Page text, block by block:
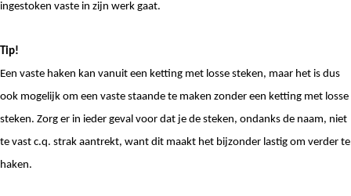
ingestoken vaste in zijn werk gaat.
Tip!
Een vaste haken kan vanuit een ketting met losse steken, maar het is dus
ook mogelijk om een vaste staande te maken zonder een ketting met losse
steken. Zorg er in ieder geval voor dat je de steken, ondanks de naam, niet
te vast c.q. strak aantrekt, want dit maakt het bijzonder lastig om verder te
haken.